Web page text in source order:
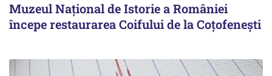
Muzeul Național de Istorie a României
începe restaurarea Coifului de la Coțofenești